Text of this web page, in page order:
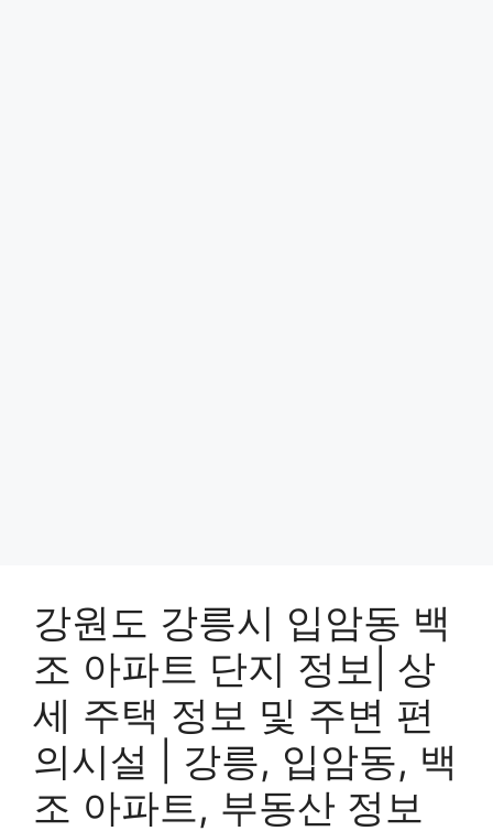
강원도 강릉시 입암동 백
조 아파트 단지 정보| 상
세 주택 정보 및 주변 편
의시설 | 강릉, 입암동, 백
조 아파트, 부동산 정보